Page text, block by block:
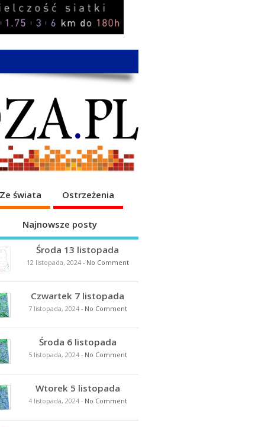
Ze świata Ostrzeżenia
Najnowsze posty
Środa 13 listopada
12 listopada, 2024- No Comment
Czwartek 7 listopada
7 listopada, 2024- No Comment
Środa 6 listopada
5 listopada, 2024- No Comment
Wtorek 5 listopada
4 listopada, 2024- No Comment